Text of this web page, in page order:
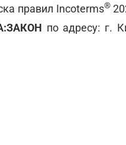
правил Incoterms®
по адресу: г.